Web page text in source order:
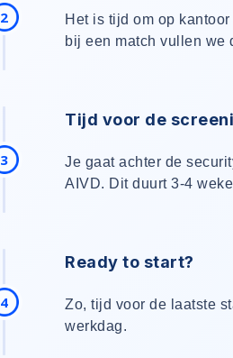
2
Het is tijd om op
bij een match vullen we
3
Tijd voor de
Je gaat achter de
AIVD. Dit duurt 3-4
4
Ready to start?
Zo, tijd voor de laatste
werkdag.